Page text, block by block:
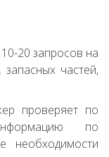
20 запросов на
запасных частей,
проверяет по
по
необходимости